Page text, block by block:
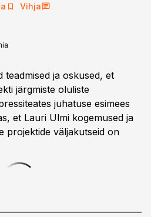
Vihja
teadmised ja oskused, et
järgmiste oluliste
juhatuse esimees
et Lauri Ulmi kogemused ja
projektide väljakutseid on